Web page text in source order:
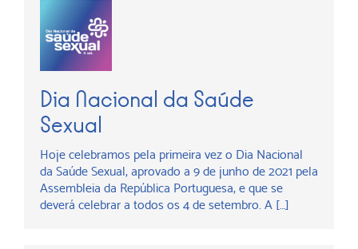
Dia Nacional da Saúde
Sexual
Hoje celebramos pela primeira vez o Dia Nacional
da Saúde Sexual, aprovado a 9 de junho de 2021 pela
Assembleia da República Portuguesa, e que se
deverá celebrar a todos os 4 de setembro. A […]